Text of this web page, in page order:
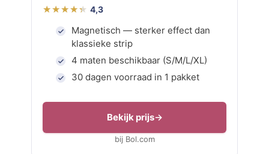
4,3
Magnetisch — sterker effect dan
klassieke strip
4 maten beschikbaar (S/M/L/XL)
30 dagen voorraad in 1 pakket
Bekijk prijs
bij Bol.com